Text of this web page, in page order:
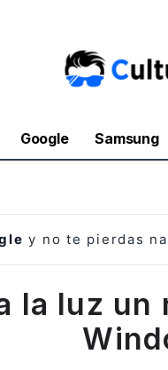
Google Samsung
y no te pierdas
la luz un